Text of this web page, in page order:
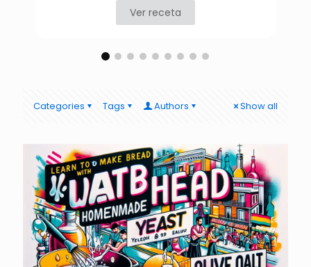
Ver receta
Categories Tags Authors Show all